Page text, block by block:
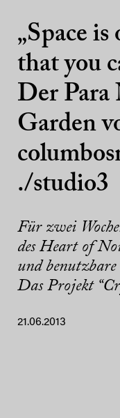
„Space
that you
Der Para
Garden
./studio3
Für zwei
des Heart of
und
Das Projekt
21.06.2013